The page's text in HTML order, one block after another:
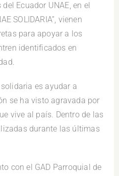
Ecuador UNAE, en el
SOLIDARIA”, vienen
para apoyar a los
identificados en
es ayudar a
se ha visto agravada por
vive al país. Dentro de las
durante las últimas
con el GAD Parroquial de